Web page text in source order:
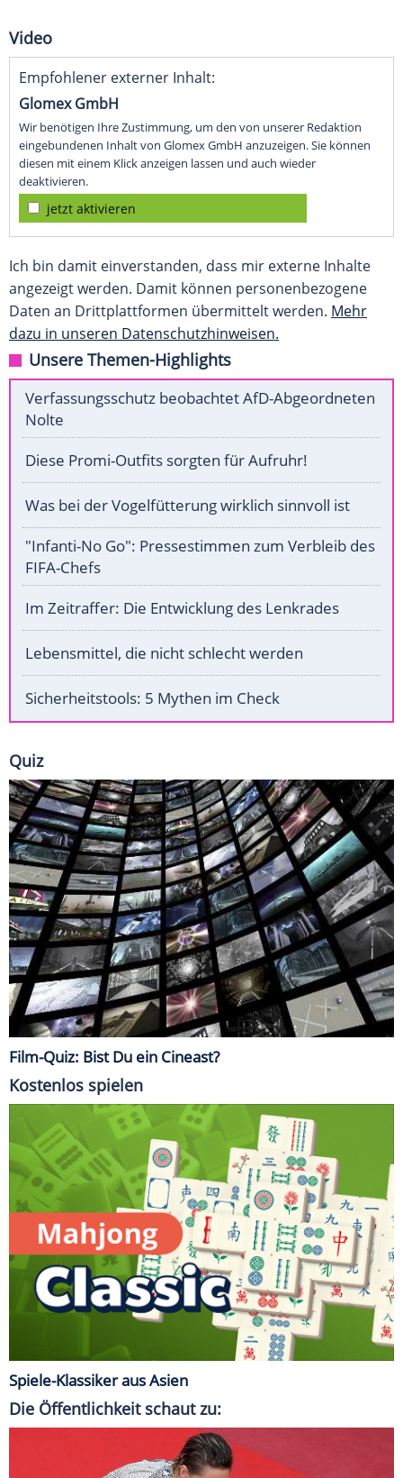
Video
Empfohlener externer Inhalt:
Glomex GmbH
Wir benötigen Ihre Zustimmung, um den von unserer Redaktion
eingebundenen Inhalt von Glomex GmbH anzuzeigen. Sie können
diesen mit einem Klick anzeigen lassen und auch wieder
deaktivieren.
jetzt aktivieren
Ich bin damit einverstanden, dass mir externe Inhalte
angezeigt werden. Damit können personenbezogene
Daten an Drittplattformen übermittelt werden. Mehr
dazu in unseren Datenschutzhinweisen.
Unsere Themen-Highlights
Verfassungsschutz beobachtet AfD-Abgeordneten
Nolte
Diese Promi-Outfits sorgten für Aufruhr!
Was bei der Vogelfütterung wirklich sinnvoll ist
"Infanti-No Go": Pressestimmen zum Verbleib des
FIFA-Chefs
Im Zeitraffer: Die Entwicklung des Lenkrades
Lebensmittel, die nicht schlecht werden
Sicherheitstools: 5 Mythen im Check
Quiz
Film-Quiz: Bist Du ein Cineast?
Kostenlos spielen
Spiele-Klassiker aus Asien
Die Öffentlichkeit schaut zu: